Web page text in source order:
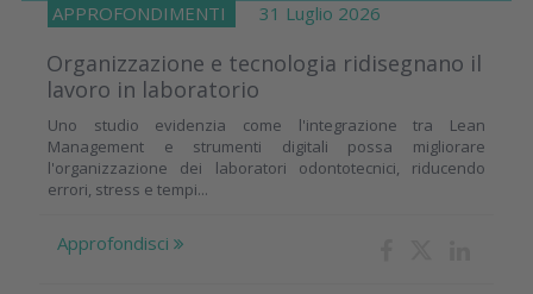
APPROFONDIMENTI 31 Luglio 2026
Organizzazione e tecnologia ridisegnano il
lavoro in laboratorio
Uno studio evidenzia come l'integrazione tra Lean
Management e strumenti digitali possa migliorare
l'organizzazione dei laboratori odontotecnici, riducendo
errori, stress e tempi...
Approfondisci